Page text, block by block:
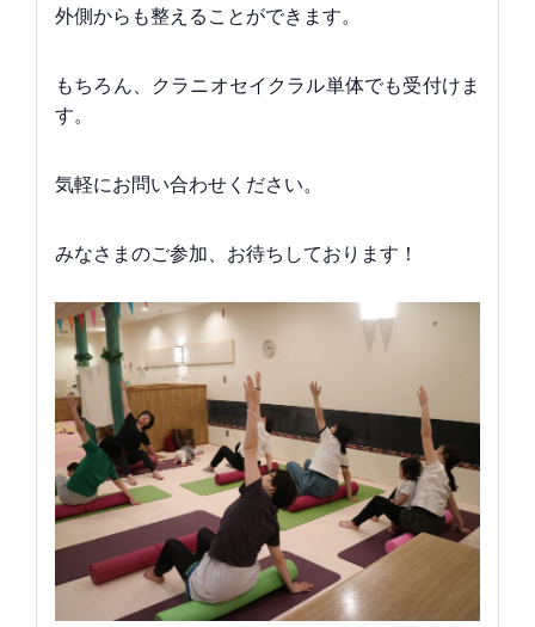
外側からも整えることができます。
もちろん、クラニオセイクラル単体でも受付けま
す。
気軽にお問い合わせください。
みなさまのご参加、お待ちしております！